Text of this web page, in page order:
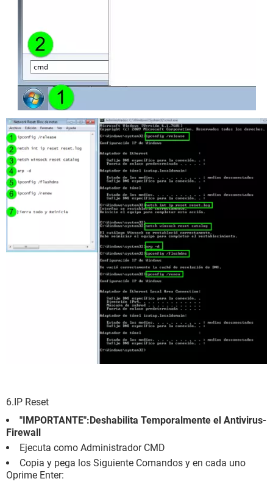
6.IP Reset
"IMPORTANTE":Deshabilita Temporalmente el Antivirus-
Firewall
Ejecuta como Administrador CMD
Copia y pega los Siguiente Comandos y en cada uno
Oprime Enter: